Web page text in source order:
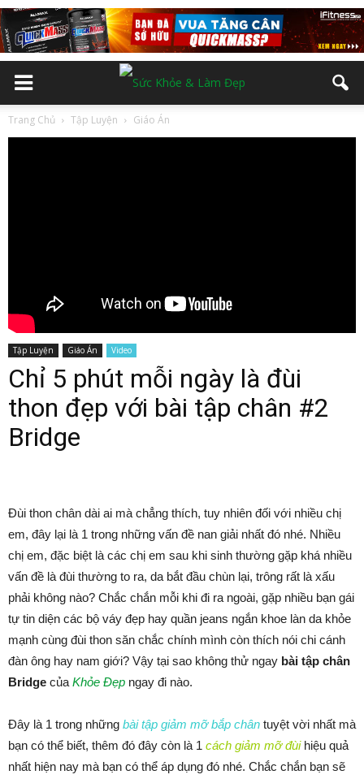
Trang Chủ Tập Luyện Giáo Án
Tập Luyện Giáo Án Video
Chỉ 5 phút mỗi ngày là đùi
thon đẹp với bài tập chân #2
Bridge
Đùi thon chân dài ai mà chẳng thích, tuy nhiên đối với nhiều chị
em, đây lại là 1 trong những vấn đề nan giải nhất đó nhé. Nhiều
chị em, đặc biệt là các chị em sau khi sinh thường gặp khá nhiều
vấn đề là đùi thường to ra, da bắt đầu chùn lại, trông rất là xấu
phải không nào? Chắc chắn mỗi khi đi ra ngoài, gặp nhiều bạn gái
tự tin diện các bộ váy đẹp hay quần jeans ngắn khoe làn da khỏe
mạnh cùng đùi thon săn chắc chính mình còn thích nói chi cánh
đàn ông hay nam giới? Vậy tại sao không thử ngay bài tập chân
Bridge của Khỏe Đẹp ngay đi nào.
Đây là 1 trong những bài tập giảm mỡ bắp chân tuyệt vời nhất mà
bạn có thể biết, thêm đó đây còn là 1 cách giảm mỡ đùihiệu quả
nhất hiện nay mà bạn có thể áp dụng đó nhé. Chắc chắn bạn sẽ